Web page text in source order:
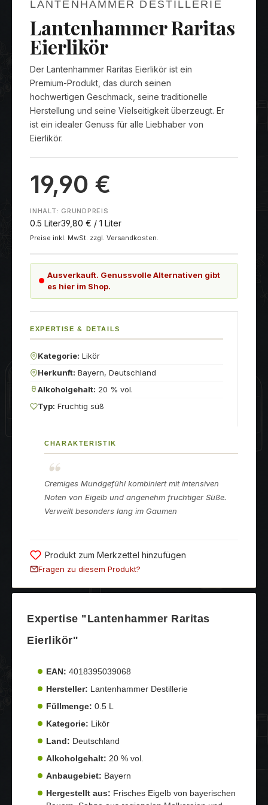
LANTENHAMMER DESTILLERIE
Lantenhammer Raritas
Eierlikör
Der Lantenhammer Raritas Eierlikör ist ein
Premium-Produkt, das durch seinen
hochwertigen Geschmack, seine traditionelle
Herstellung und seine Vielseitigkeit überzeugt. Er
ist ein idealer Genuss für alle Liebhaber von
Eierlikör.
19,90 €
INHALT:
0.5 Liter
GRUNDPREIS
39,80 € / 1 Liter
Preise inkl. MwSt. zzgl. Versandkosten.
Ausverkauft. Genussvolle Alternativen gibt
es hier im Shop.
EXPERTISE & DETAILS
Kategorie: Likör
Herkunft: Bayern, Deutschland
Alkoholgehalt: 20 % vol.
Typ: Fruchtig süß
CHARAKTERISTIK
Cremiges Mundgefühl kombiniert mit intensiven
Noten von Eigelb und angenehm fruchtiger Süße.
Verweilt besonders lang im Gaumen
Produkt zum Merkzettel hinzufügen
Fragen zu diesem Produkt?
Expertise "Lantenhammer Raritas
Eierlikör"
EAN: 4018395039068
Hersteller: Lantenhammer Destillerie
Füllmenge: 0.5 L
Kategorie: Likör
Land: Deutschland
Alkoholgehalt: 20 % vol.
Anbaugebiet: Bayern
Hergestellt aus: Frisches Eigelb von bayerischen